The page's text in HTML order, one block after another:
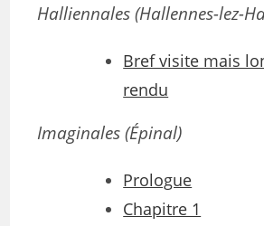
Halliennales (Hallennes-lez-
Bref visite mais
rendu
Imaginales(Épinal)
Prologue
Chapitre 1